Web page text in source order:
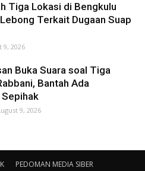
Tiga Lokasi di Bengkulu
Terkait Dugaan Suap
9, 2026
Buka Suara soal Tiga
Bantah Ada
9, 2026
PEDOMAN MEDIA SIBER